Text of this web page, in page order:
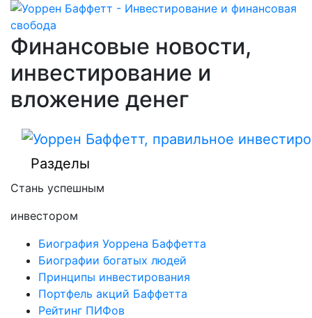
Финансовые новости,
инвестирование и
вложение денег
Разделы
Стань успешным
инвестором
Биография Уоррена Баффетта
Биографии богатых людей
Принципы инвестирования
Портфель акций Баффетта
Рейтинг ПИФов